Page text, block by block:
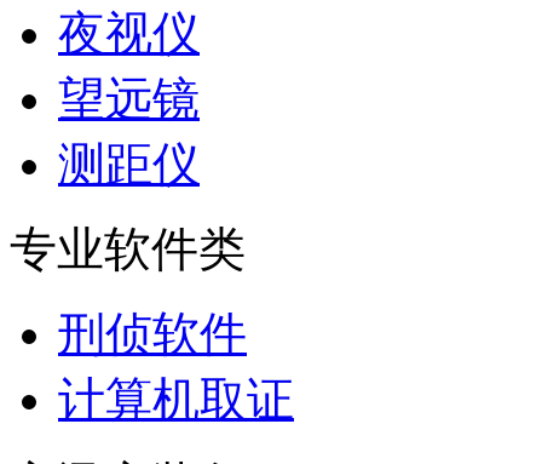
夜视仪
望远镜
测距仪
专业软件类
刑侦软件
计算机取证